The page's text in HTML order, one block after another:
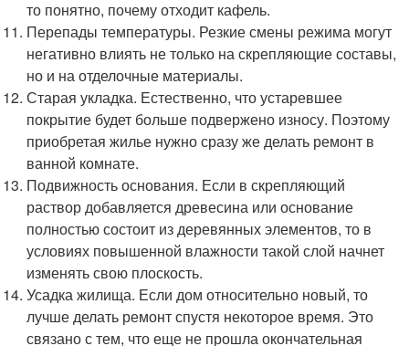
то понятно, почему отходит кафель.
Перепады температуры. Резкие смены режима могут
негативно влиять не только на скрепляющие составы,
но и на отделочные материалы.
Старая укладка. Естественно, что устаревшее
покрытие будет больше подвержено износу. Поэтому
приобретая жилье нужно сразу же делать ремонт в
ванной комнате.
Подвижность основания. Если в скрепляющий
раствор добавляется древесина или основание
полностью состоит из деревянных элементов, то в
условиях повышенной влажности такой слой начнет
изменять свою плоскость.
Усадка жилища. Если дом относительно новый, то
лучше делать ремонт спустя некоторое время. Это
связано с тем, что еще не прошла окончательная